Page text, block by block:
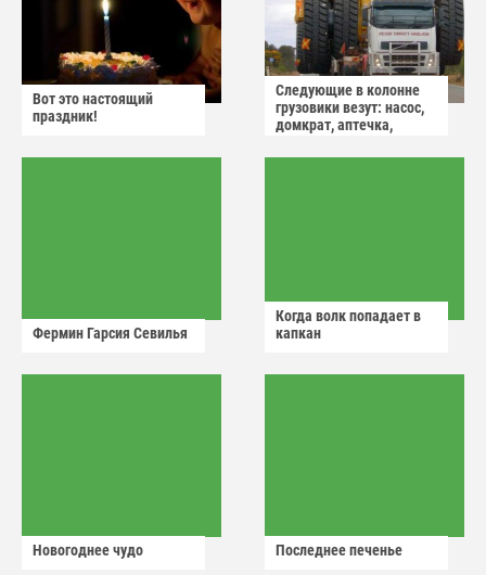
Вот это настоящий
праздник!
Следующие в колонне
грузовики везут: насос,
домкрат, аптечка,
Фермин Гарсия Севилья
Когда волк попадает в
капкан
Новогоднее чудо Последнее печенье